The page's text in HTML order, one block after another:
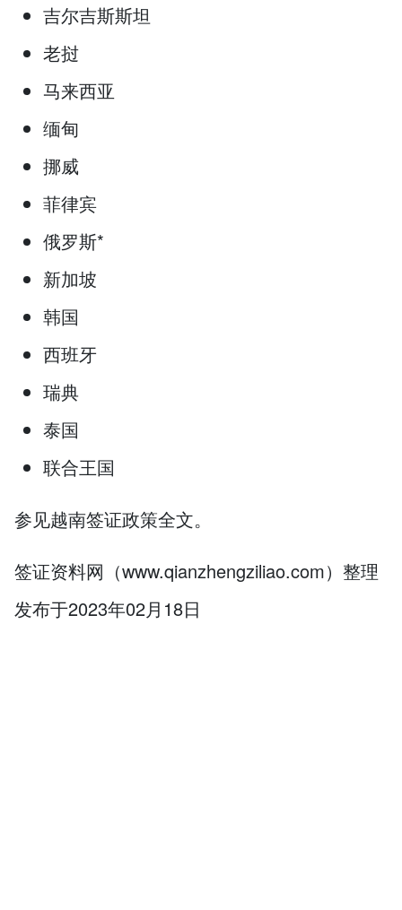
吉尔吉斯斯坦
老挝
马来西亚
缅甸
挪威
菲律宾
俄罗斯*
新加坡
韩国
西班牙
瑞典
泰国
联合王国
参见越南签证政策全文。
签证资料网（www.qianzhengziliao.com）整理
发布于2023年02月18日